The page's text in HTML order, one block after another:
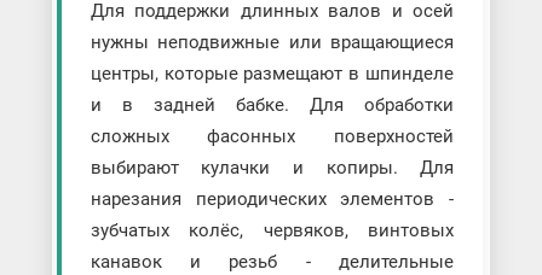
Для поддержки длинных валов и осей
нужны неподвижные или вращающиеся
центры, которые размещают в шпинделе
и в задней бабке. Для обработки
сложных фасонных поверхностей
выбирают кулачки и копиры. Для
нарезания периодических элементов -
зубчатых колёс, червяков, винтовых
канавок и резьб - делительные